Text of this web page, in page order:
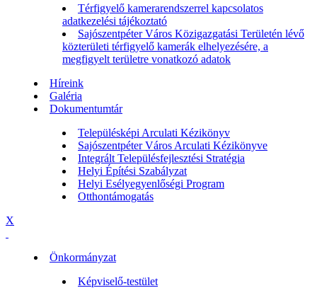
Térfigyelő kamerarendszerrel kapcsolatos
adatkezelési tájékoztató
Sajószentpéter Város Közigazgatási Területén lévő
közterületi térfigyelő kamerák elhelyezésére, a
megfigyelt területre vonatkozó adatok
Híreink
Galéria
Dokumentumtár
Településképi Arculati Kézikönyv
Sajószentpéter Város Arculati Kézikönyve
Integrált Településfejlesztési Stratégia
Helyi Építési Szabályzat
Helyi Esélyegyenlőségi Program
Otthontámogatás
X
Önkormányzat
Képviselő-testület